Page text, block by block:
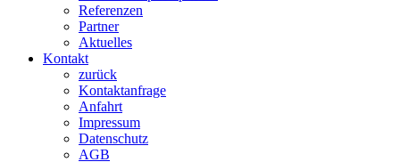
Referenzen
Partner
Aktuelles
Kontakt
zurück
Kontaktanfrage
Anfahrt
Impressum
Datenschutz
AGB